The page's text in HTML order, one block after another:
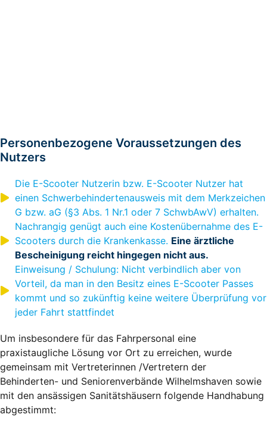
Personenbezogene Voraussetzungen des
Nutzers
Die E-Scooter Nutzerin bzw. E-Scooter Nutzer hat
einen Schwerbehindertenausweis mit dem Merkzeichen
G bzw. aG (§3 Abs. 1 Nr.1 oder 7 SchwbAwV) erhalten.
Nachrangig genügt auch eine Kostenübernahme des E-
Scooters durch die Krankenkasse. Eine ärztliche
Bescheinigung reicht hingegen nicht aus.
Einweisung / Schulung: Nicht verbindlich aber von
Vorteil, da man in den Besitz eines E-Scooter Passes
kommt und so zukünftig keine weitere Überprüfung vor
jeder Fahrt stattfindet
Um insbesondere für das Fahrpersonal eine
praxistaugliche Lösung vor Ort zu erreichen, wurde
gemeinsam mit Vertreterinnen /Vertretern der
Behinderten- und Seniorenverbände Wilhelmshaven sowie
mit den ansässigen Sanitätshäusern folgende Handhabung
abgestimmt: